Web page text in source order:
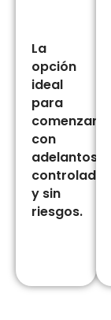
La
opción
ideal
para
comenzar
con
adelantos
controlados
y sin
riesgos.